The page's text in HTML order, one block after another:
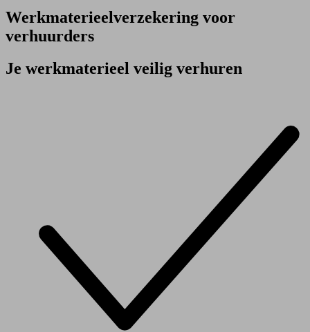
Werk­materieel­verzekering voor
verhuurders
Je werkmaterieel veilig verhuren